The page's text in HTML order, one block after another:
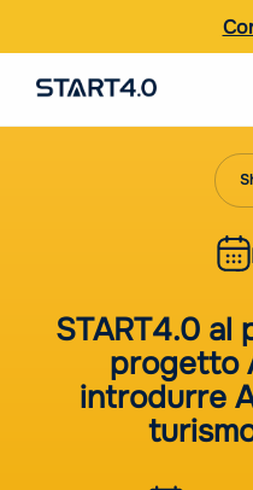
START4.0 al
progetto
introdurre